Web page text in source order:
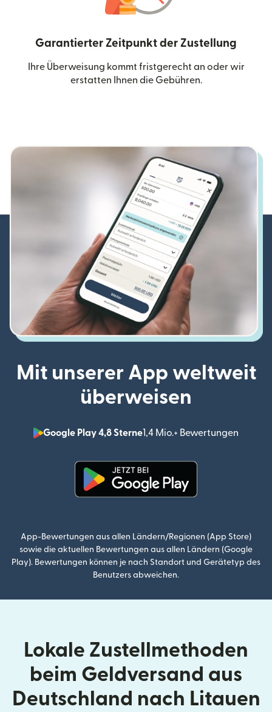
Garantierter Zeitpunkt der Zustellung
Ihre Überweisung kommt fristgerecht an oder wir
erstatten Ihnen die Gebühren.
Mit unserer App weltweit
überweisen
Google Play 4,8 Sterne1,4 Mio.+ Bewertungen
App-Bewertungen aus allen Ländern/Regionen (App Store)
sowie die aktuellen Bewertungen aus allen Ländern (Google
Play). Bewertungen können je nach Standort und Gerätetyp des
Benutzers abweichen.
Lokale Zustellmethoden
beim Geldversand aus
Deutschland nach Litauen